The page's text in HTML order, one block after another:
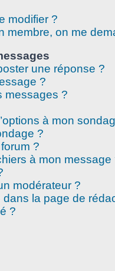
modifier ?
membre, on me
une réponse ?
?
messages ?
à mon
?
?
à mon message
modérateur ?
la page de
?